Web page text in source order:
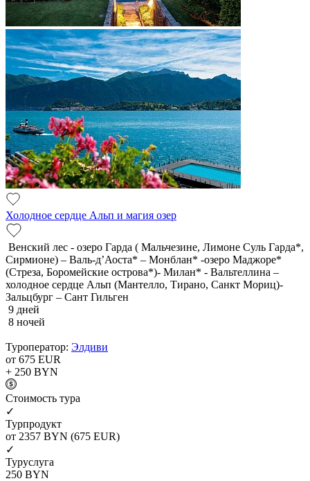
Холодное сердце Альп и магия озер
Венский лес - озеро Гарда ( Мальчезине, Лимоне Суль Гарда*,
Сирмионе) – Валь-д’Аоста* – Монблан* -озеро Маджоре*
(Стреза, Боромейские острова*)- Милан* - Вальтеллина –
холодное сердце Альп (Мантелло, Тирано, Санкт Мориц)-
Зальцбург – Сант Гильген
9 дней
8 ночей
Туроператор: Элдиви
от 675 EUR
+ 250 BYN
Cтоимость тура
✓
Турпродукт
от 2357 BYN (675 EUR)
✓
Туруслуга
250 BYN